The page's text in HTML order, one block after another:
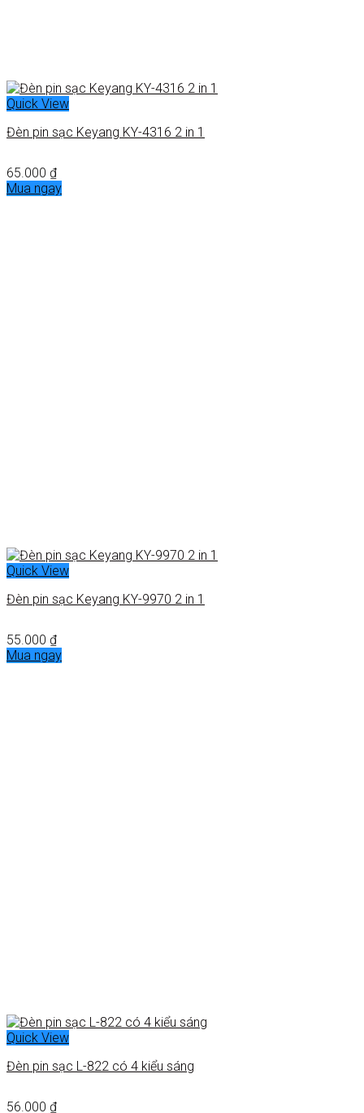
Quick View
Đèn pin sạc Keyang KY-4316 2 in 1
65.000 ₫
Mua ngay
Quick View
Đèn pin sạc Keyang KY-9970 2 in 1
55.000 ₫
Mua ngay
Quick View
Đèn pin sạc L-822 có 4 kiểu sáng
56.000 ₫